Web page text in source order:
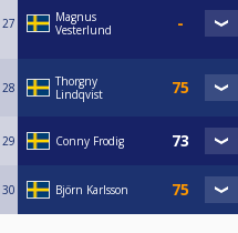
27
Magnus
Vesterlund
28
Thorgny
Lindqvist
29 Conny Frodig
30 Björn Karlsson